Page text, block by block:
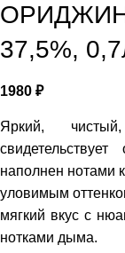
37,5%,
1980 ₽
Яркий,
наполнен нотами
уловимым
мягкий вкус с
нотками дыма.